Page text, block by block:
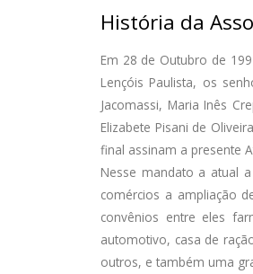
História da
Em 28 de Outubro de
Lençóis Paulista, os
Jacomassi, Maria Inês
Elizabete Pisani de
final assinam a presente
Nesse mandato a atual
comércios a ampliação
convênios entre eles
automotivo, casa de
outros, e também uma